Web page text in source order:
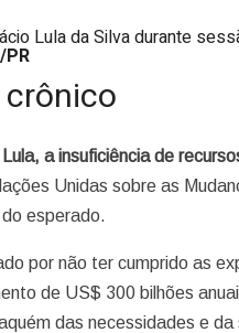
Lula da Silva durante
a insuficiência de
Unidas sobre as
esperado.
por não ter cumprido as
de US$ 300 bilhões
das necessidades e